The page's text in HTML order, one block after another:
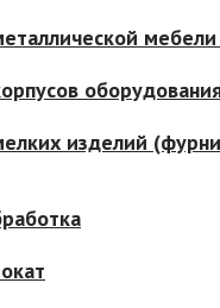
изделий